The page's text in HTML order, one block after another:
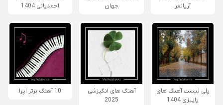
آریانفر
جهان
احمدیانی 1404
پلی لیست آهنگ های
پاییزی 1404
آهنگ های انگیزشی
2025
10 آهنگ برتر اپرا